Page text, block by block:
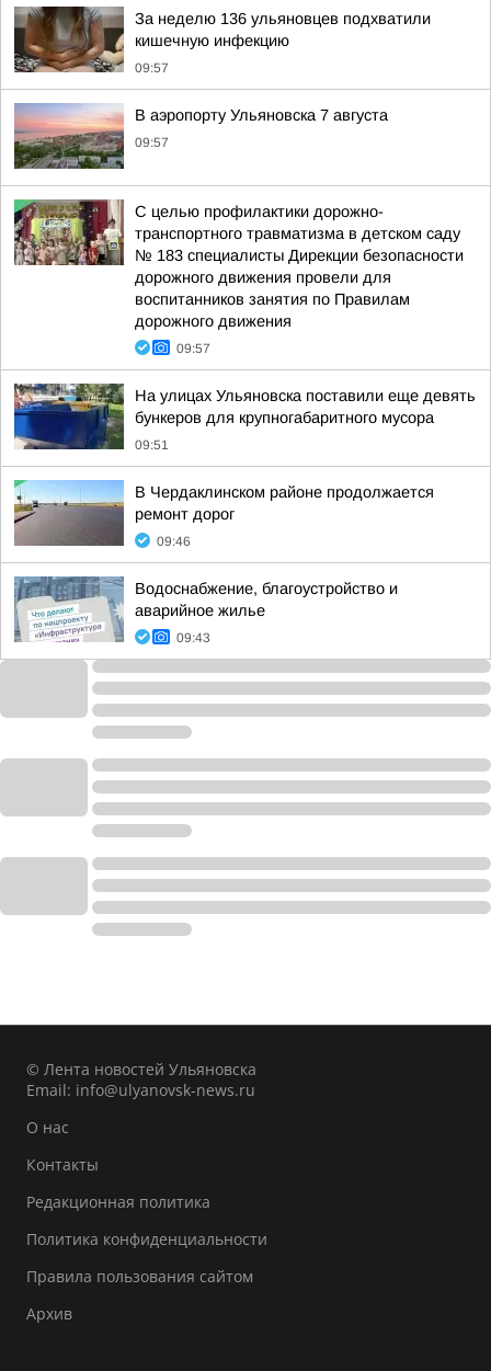
За неделю 136 ульяновцев подхватили
кишечную инфекцию
09:57
В аэропорту Ульяновска 7 августа
09:57
С целью профилактики дорожно-
транспортного травматизма в детском саду
№ 183 специалисты Дирекции безопасности
дорожного движения провели для
воспитанников занятия по Правилам
дорожного движения
09:57
На улицах Ульяновска поставили еще девять
бункеров для крупногабаритного мусора
09:51
В Чердаклинском районе продолжается
ремонт дорог
09:46
Водоснабжение, благоустройство и
аварийное жилье
09:43
© Лента новостей Ульяновска
Email: info@ulyanovsk-news.ru
О нас
Контакты
Редакционная политика
Политика конфиденциальности
Правила пользования сайтом
Архив